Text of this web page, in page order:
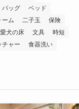
バッグ
ベッド
ーム 二子玉
保険
愛犬の床 文具
時短
チャー 食器洗い